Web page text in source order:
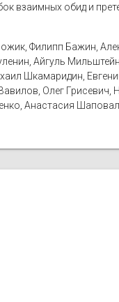
взаимных обид и
Филипп Бажин,
Айгуль
Шкамаридин,
Олег Грисевич,
Анастасия